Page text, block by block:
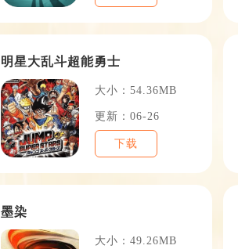
明星大乱斗超能勇士
大小：54.36MB
更新：06-26
下载
墨染
大小：49.26MB